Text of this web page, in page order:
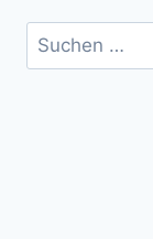
Suche
nach: